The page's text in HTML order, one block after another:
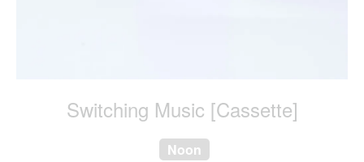
Switching Music [Cassette]
Noon